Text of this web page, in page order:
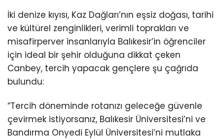
İki denize kıyısı, Kaz Dağları’nın eşsiz doğası, tarihi
ve kültürel zenginlikleri, verimli toprakları ve
misafirperver insanlarıyla Balıkesir’in öğrenciler
için ideal bir şehir olduğuna dikkat çeken
Canbey, tercih yapacak gençlere şu çağrıda
bulundu:
“Tercih döneminde rotanızı geleceğe güvenle
çevirmek istiyorsanız, Balıkesir Üniversitesi’ni ve
Bandırma Onyedi Eylül Üniversitesi’ni mutlaka